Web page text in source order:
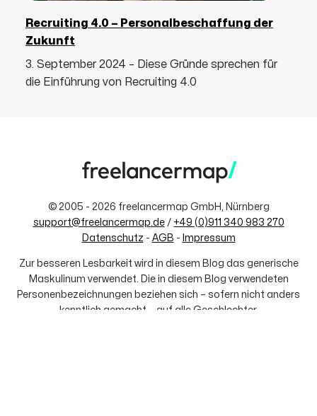
Recruiting 4.0 – Personalbeschaffung der
Zukunft
3. September 2024 – Diese Gründe sprechen für
die Einführung von Recruiting 4.0
© 2005 - 2026 freelancermap GmbH, Nürnberg
support@freelancermap.de/ +49 (0)911 340 983 270
Datenschutz - AGB - Impressum
Zur besseren Lesbarkeit wird in diesem Blog das generische
Maskulinum verwendet. Die in diesem Blog verwendeten
Personenbezeichnungen beziehen sich – sofern nicht anders
kenntlich gemacht – auf alle Geschlechter.